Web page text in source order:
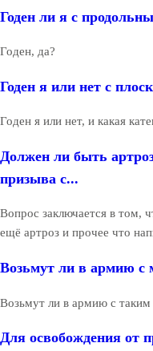
Годен ли я с
Годен, да?
Годен я или нет с
Годен я или нет, и какая
Должен ли быть
призыва с...
Вопрос заключается в том,
ещё артроз и прочее что
Возьмут ли в армию с
Возьмут ли в армию с таким
Для освобождения от